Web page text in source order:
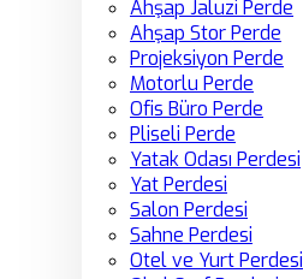
Ahşap Jaluzi Perde
Ahşap Stor Perde
Projeksiyon Perde
Motorlu Perde
Ofis Büro Perde
Pliseli Perde
Yatak Odası Perdesi
Yat Perdesi
Salon Perdesi
Sahne Perdesi
Otel ve Yurt Perdesi